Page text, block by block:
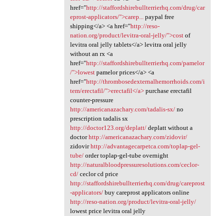
href="http://staffordshirebullterrierhq.com/drug/car
eprost-applicators/">carep...paypal free
shipping</a> <a href="http://reso-
nation.org/product/levitra-oral-jelly/">costof
levitra oral jelly tablets</a> levitra oral jelly
without an rx <a
href="http://staffordshirebullterrierhq.com/pamelor
/">lowestpamelor prices</a> <a
href="http://thrombosedexternalhemorrhoids.com/i
tem/erectafil/">erectafil</a>purchase erectafil
counter-pressure
http://americanazachary.com/tadalis-sx/no
prescription tadalis sx
http://doctor123.org/deplatt/deplatt without a
doctorhttp://americanazachary.com/zidovir/
zidovirhttp://advantagecarpetca.com/toplap-gel-
tube/order toplap-gel-tube overnight
http://naturalbloodpressuresolutions.com/ceclor-
cd/ceclor cd price
http://staffordshirebullterrierhq.com/drug/careprost
-applicators/buy careprost applicators online
http://reso-nation.org/product/levitra-oral-jelly/
lowest price levitra oral jelly